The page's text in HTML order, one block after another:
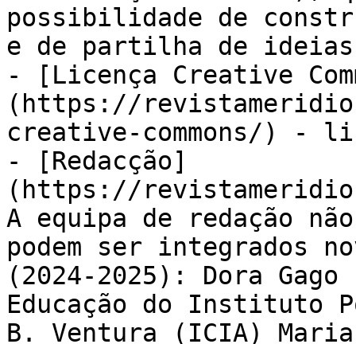
possibilidade de
e de partilha de
- [Licença Creative
(https://
creative-commons/) -
- [Redacção]
(https://
A equipa de redação
podem ser integrados
(2024-2025): Dora
Educação do Instituto
B. Ventura (ICIA)